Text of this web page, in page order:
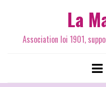
La
Association loi 1901,